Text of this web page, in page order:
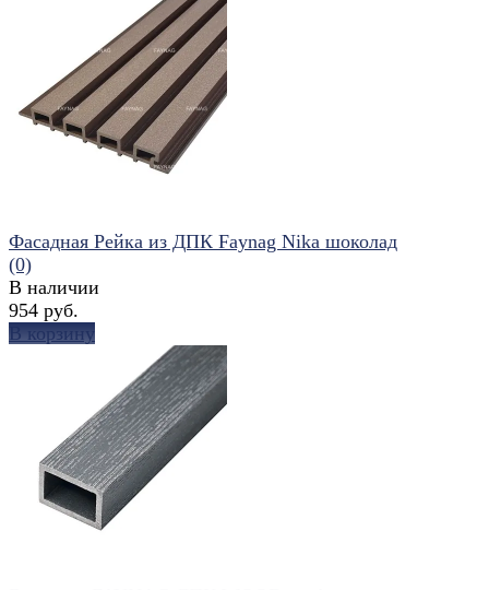
избранное сравнить
избранное сравнить
Фасадная Рейка из ДПК Faynag Nika шоколад
(0)
В наличии
954 руб.
В корзину